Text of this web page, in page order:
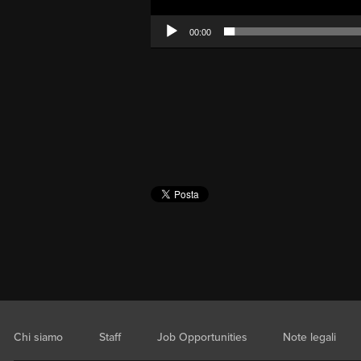
00:00
Chi siamo Staff Job Opportunities Note legali